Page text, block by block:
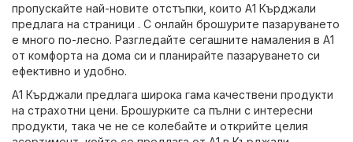
пропускайте най-новите отстъпки, които A1 Кърджали
предлага на страници . С онлайн брошурите пазаруването
е много по-лесно. Разгледайте сегашните намаления в A1
от комфорта на дома си и планирайте пазаруването си
ефективно и удобно.
A1 Кърджали предлага широка гама качествени продукти
на страхотни цени. Брошурките са пълни с интересни
продукти, така че не се колебайте и открийте целия